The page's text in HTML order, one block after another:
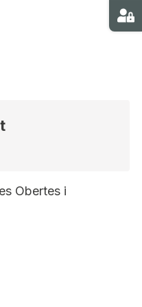
Obertes i